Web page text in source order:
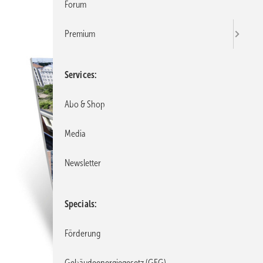
Forum
Premium
Services
Abo & Shop
Media
Newsletter
Specials
Förderung